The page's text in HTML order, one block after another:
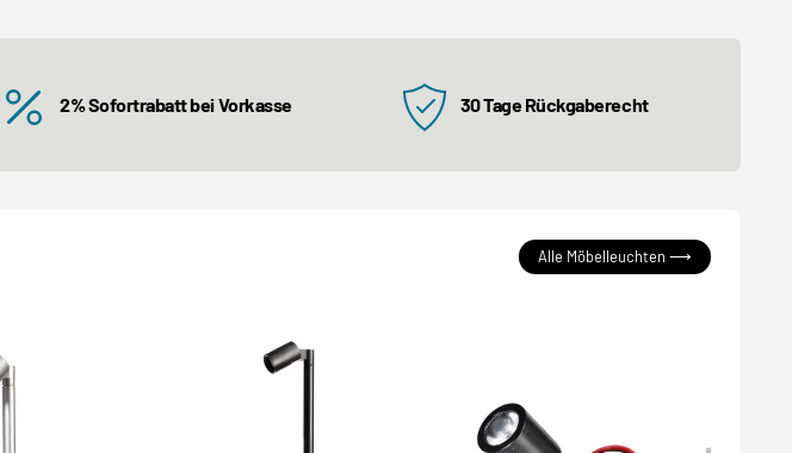
2% Sofortrabatt bei Vorkasse 30 Tage Rückgaberecht
Alle Möbelleuchten ⟶